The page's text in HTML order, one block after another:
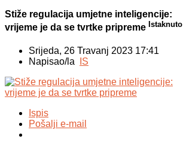
Stiže regulacija umjetne inteligencije:
vrijeme je da se tvrtke pripreme Istaknuto
Srijeda, 26 Travanj 2023 17:41
Napisao/la
IS
Ispis
Pošalji e-mail